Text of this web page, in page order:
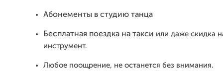
Абонементы в студию танца
Бесплатная поездка на такси или даже скидка
инструмент.
Любое поощрение, не останется без внимания.